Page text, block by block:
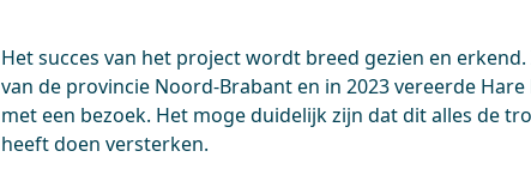
Het succes van het project wordt breed gezien en
van de provincie Noord-Brabant en in 2023 vereerde
met een bezoek. Het moge duidelijk zijn dat dit alles de
heeft doen versterken.